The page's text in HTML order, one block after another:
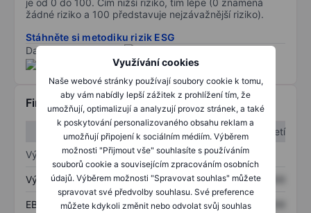
Využívání cookies
Naše webové stránky používají soubory cookie k tomu,
aby vám nabídly lepší zážitek z prohlížení tím, že
umožňují, optimalizují a analyzují provoz stránek, a také
k poskytování personalizovaného obsahu reklam a
umožňují připojení k sociálním médiím. Výběrem
možnosti "Přijmout vše" souhlasíte s používáním
souborů cookie a souvisejícím zpracováním osobních
údajů. Výběrem možnosti "Spravovat souhlas" můžete
spravovat své předvolby souhlasu. Své preference
můžete kdykoli změnit nebo odvolat svůj souhlas
žádné riziko a 100 představuje nejzávažnější riziko).
Stáhněte si metodiku rizik ESG
Data poskytnuta od
Finanční informace
1. čtvrtletí
2. čtvrtletí
Výkaz zisku a ztráty
Výnos XXXXXXX XXXXXXX
EBITDA XXXXXXX XXXXXXX